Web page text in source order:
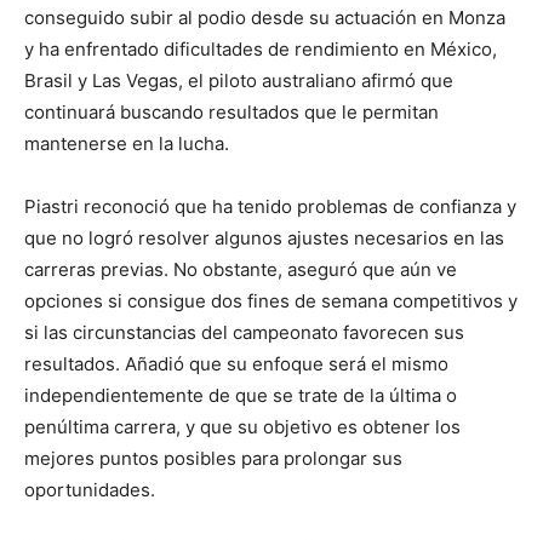
conseguido subir al podio desde su actuación en Monza
y ha enfrentado dificultades de rendimiento en México,
Brasil y Las Vegas, el piloto australiano afirmó que
continuará buscando resultados que le permitan
mantenerse en la lucha.
Piastri reconoció que ha tenido problemas de confianza y
que no logró resolver algunos ajustes necesarios en las
carreras previas. No obstante, aseguró que aún ve
opciones si consigue dos fines de semana competitivos y
si las circunstancias del campeonato favorecen sus
resultados. Añadió que su enfoque será el mismo
independientemente de que se trate de la última o
penúltima carrera, y que su objetivo es obtener los
mejores puntos posibles para prolongar sus
oportunidades.